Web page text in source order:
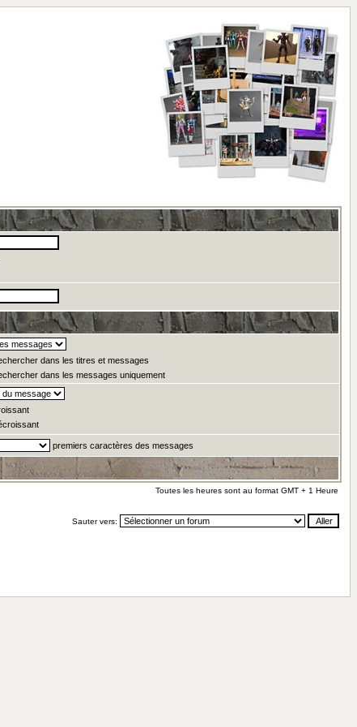
dans les titres et messages
dans les messages uniquement
premiers caractères des messages
Toutes les heures sont au format GMT + 1 Heure
Sauter vers: